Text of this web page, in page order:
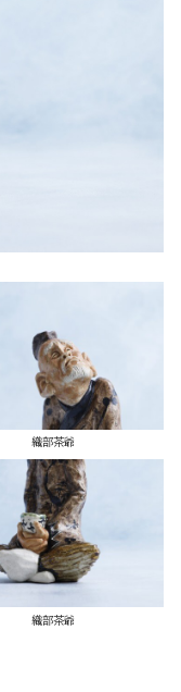
織部茶爺
織部茶爺